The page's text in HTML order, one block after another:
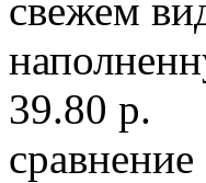
свежем
39.80 р.
сравнение